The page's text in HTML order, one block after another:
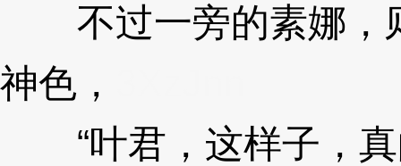
不过一旁的素娜，
神色，
“叶君，这样子，真